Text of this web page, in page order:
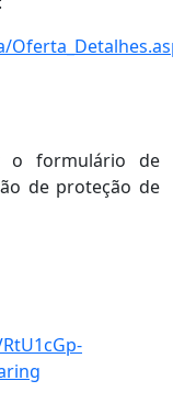
o formulário de
de proteção de